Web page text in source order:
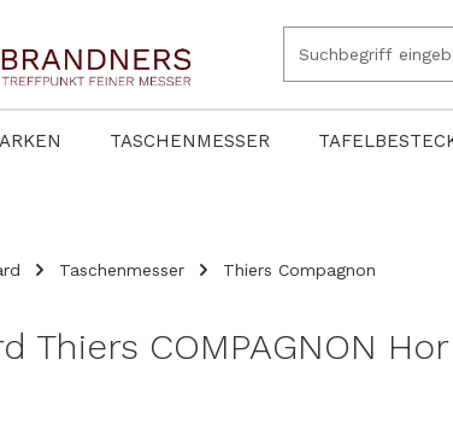
springen
TASCHENMESSER
Taschenmesser Thiers Compagnon
Thiers COMPAGNON